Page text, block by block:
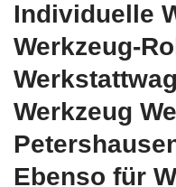
Individuelle
Werkzeug-
Werkzeug
Ebenso für